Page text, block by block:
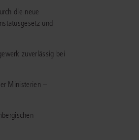
die neue
und
zuverlässig bei
Ministerien –